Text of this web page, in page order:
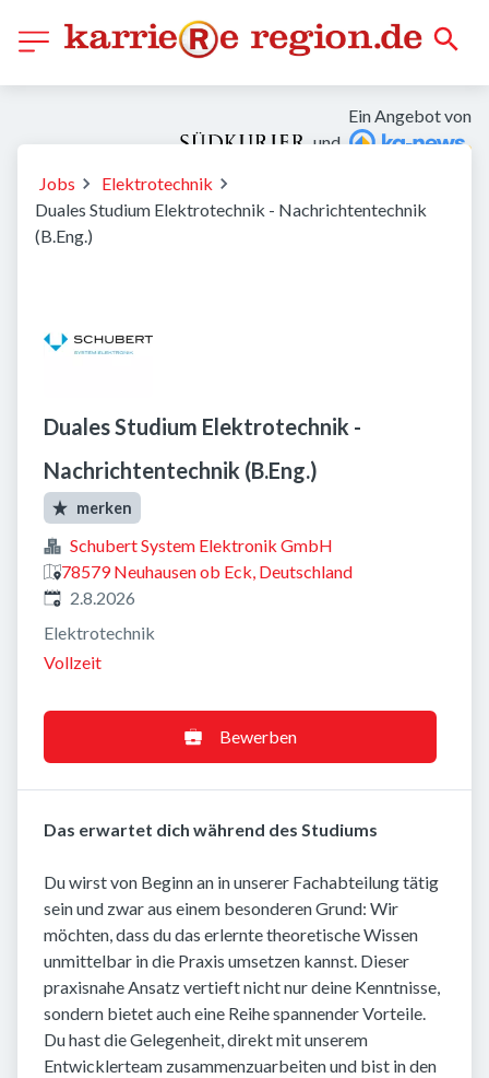
Ein Angebot von
und
Jobs
Elektrotechnik
Duales Studium Elektrotechnik - Nachrichtentechnik
(B.Eng.)
Duales Studium Elektrotechnik -
Nachrichtentechnik (B.Eng.)
merken
Schubert System Elektronik GmbH
78579 Neuhausen ob Eck, Deutschland
Veröffentlicht
2.8.2026
Elektrotechnik
Vollzeit
Bewerben
Das erwartet dich während des Studiums
Du wirst von Beginn an in unserer Fachabteilung tätig
sein und zwar aus einem besonderen Grund: Wir
möchten, dass du das erlernte theoretische Wissen
unmittelbar in die Praxis umsetzen kannst. Dieser
praxisnahe Ansatz vertieft nicht nur deine Kenntnisse,
sondern bietet auch eine Reihe spannender Vorteile.
Du hast die Gelegenheit, direkt mit unserem
Entwicklerteam zusammenzuarbeiten und bist in den